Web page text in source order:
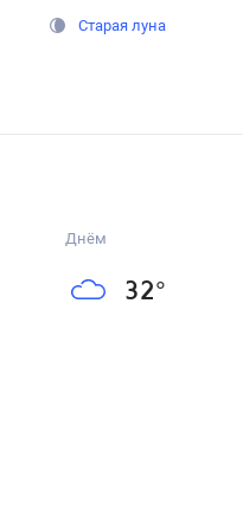
Старая луна
Днём
32°